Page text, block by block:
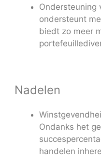
Ondersteuning
ondersteunt
biedt zo meer
Nadelen
Ondanks het
handelen